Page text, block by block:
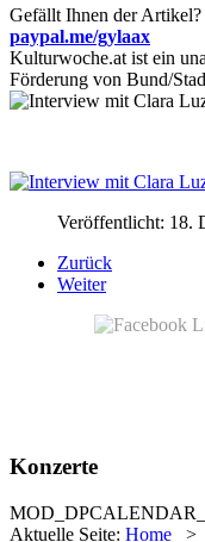
Gefällt Ihnen der Artikel?
paypal.me/gylaax
Kulturwoche.at ist ein
Förderung von Bund/
Veröffentlicht: 18.
Zurück
Weiter
Konzerte
Aktuelle Seite: Home >